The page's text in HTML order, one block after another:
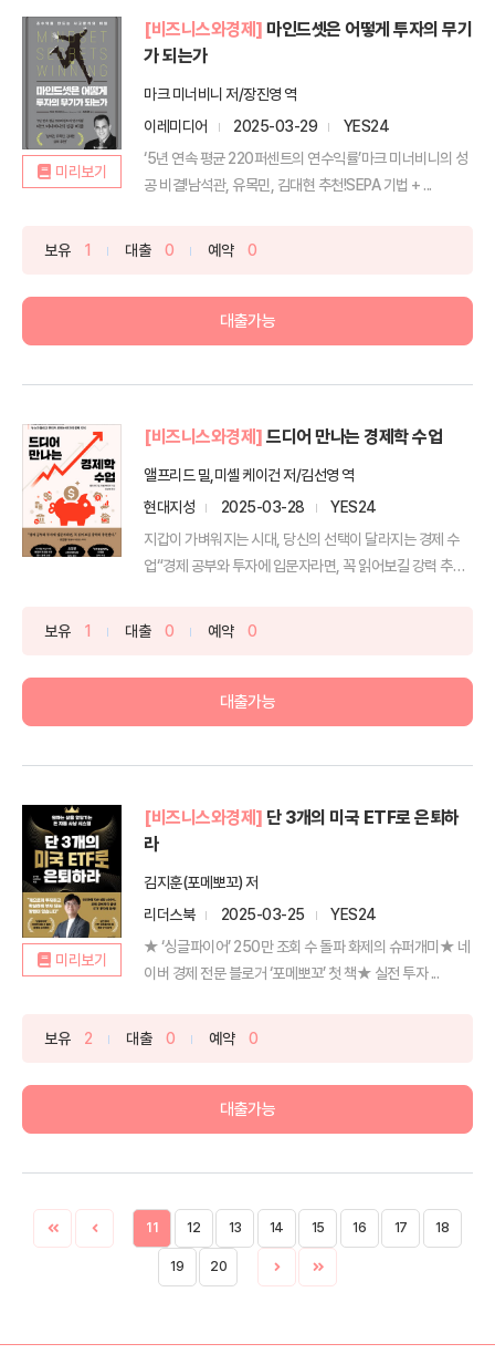
미리보기
[비즈니스와경제] 마인드셋은 어떻게 투자의 무기
가 되는가
마크 미너비니 저/장진영 역
이레미디어
2025-03-29
YES24
‘5년 연속 평균 220퍼센트의 연수익률’마크 미너비니의 성
공 비결!남석관, 유목민, 김대현 추천!SEPA 기법 + ...
보유 1 대출 0 예약 0
대출가능
[비즈니스와경제] 드디어 만나는 경제학 수업
앨프리드 밀,미셸 케이건 저/김선영 역
현대지성
2025-03-28
YES24
지갑이 가벼워지는 시대, 당신의 선택이 달라지는 경제 수
업“경제 공부와 투자에 입문자라면, 꼭 읽어보길 강력 추천
보유 1 대출 0 예약 0
대출가능
미리보기
[비즈니스와경제] 단 3개의 미국 ETF로 은퇴하
라
김지훈(포메뽀꼬) 저
리더스북
2025-03-25
YES24
★ ‘싱글파이어’ 250만 조회 수 돌파 화제의 슈퍼개미★ 네
이버 경제 전문 블로거 ‘포메뽀꼬’ 첫 책★ 실전 투자 ...
보유 2 대출 0 예약 0
대출가능
11 12 13 14 15 16 17 18
19 20